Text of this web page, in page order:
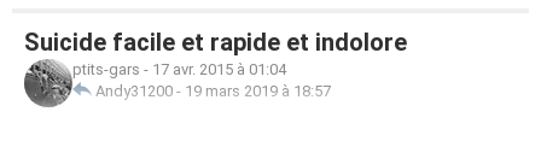
Suicide facile et rapide et indolore
ptits-gars - 17 avr. 2015 à 01:04
Andy31200 - 19 mars 2019 à 18:57